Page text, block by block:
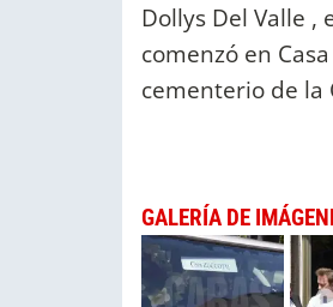
Dollys Del Valle
comenzó en
cementerio de la
GALERÍA DE